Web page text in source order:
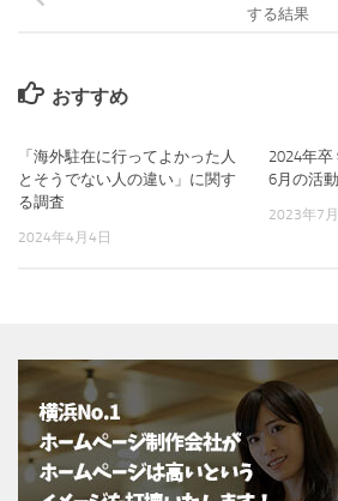
する結果
おすすめ
「海外駐在に行ってよかった人
とそうでない人の違い」に関す
る調査
2024年4月4日
2024年
6月の活
2023年7